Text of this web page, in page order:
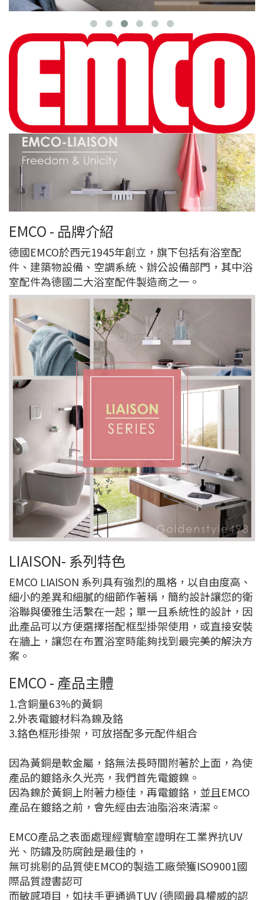
EMCO - 品牌介紹
德國EMCO於西元1945年創立，旗下包括有浴室配
件、建築物設備、空調系統、辦公設備部門，其中浴
室配件為德國二大浴室配件製造商之一。
LIAISON- 系列特色
EMCO LIAISON 系列具有強烈的風格，以自由度高、
細小的差異和細膩的細節作著稱，簡約設計讓您的衛
浴聯與優雅生活繫在一起；單一且系統性的設計，因
此產品可以方便選擇搭配框型掛架使用，或直接安裝
在牆上，讓您在布置浴室時能夠找到最完美的解決方
案。
EMCO - 產品主體
1.含銅量63%的黃銅
2.外表電鍍材料為鎳及鉻
3.鉻色框形掛架，可放搭配多元配件組合
因為黃銅是軟金屬，鉻無法長時間附著於上面，為使
產品的鍍鉻永久光亮，我們首先電鍍鎳。
因為鎳於黃銅上附著力極佳，再電鍍鉻，並且EMCO
產品在鍍鉻之前，會先經由去油脂浴來清潔。
EMCO產品之表面處理經實驗室證明在工業界抗UV
光、防鏽及防腐蝕是最佳的，
無可挑剔的品質使EMCO的製造工廠榮獲ISO9001國
際品質證書認可
而敏感項目，如扶手更通過TUV (德國最具權威的認